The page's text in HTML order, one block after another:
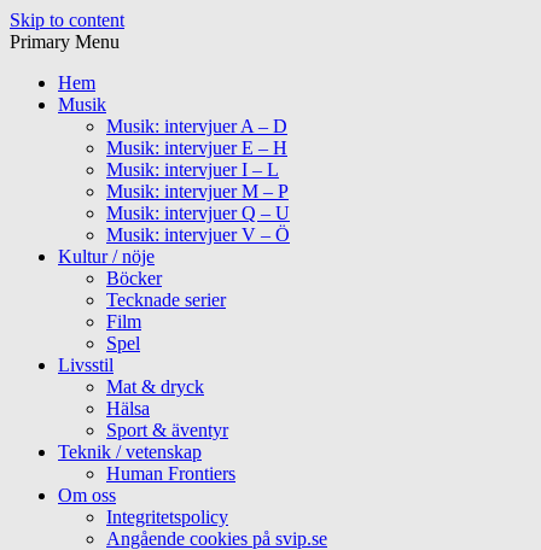
Skip to content
Primary Menu
Hem
Musik
Musik: intervjuer A – D
Musik: intervjuer E – H
Musik: intervjuer I – L
Musik: intervjuer M – P
Musik: intervjuer Q – U
Musik: intervjuer V – Ö
Kultur / nöje
Böcker
Tecknade serier
Film
Spel
Livsstil
Mat & dryck
Hälsa
Sport & äventyr
Teknik / vetenskap
Human Frontiers
Om oss
Integritetspolicy
Angående cookies på svip.se